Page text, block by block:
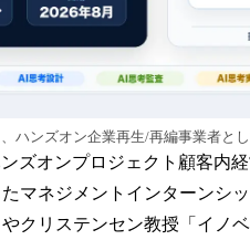
ハンズオン企業再生/再編事業者と
ズオンプロジェクト顧客内
マネジメントインターンシ
クリステンセン教授「イノ